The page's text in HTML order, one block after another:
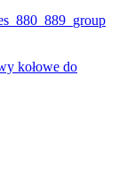
kołowe do